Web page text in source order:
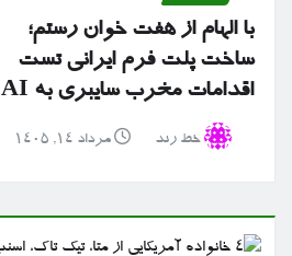
با الهام از هفت خوان رستم؛
ساخت پلت فرم ایرانی تست
اقدامات مخرب سایبری به AI
خط رند مرداد ۱۴, ۱۴۰۵